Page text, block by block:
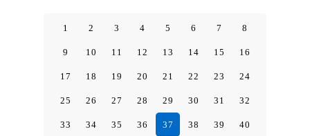
1 2 3 4 5 6 7 8
9 10 11 12 13 14 15 16
17 18 19 20 21 22 23 24
25 26 27 28 29 30 31 32
33 34 35 36 37 38 39 40